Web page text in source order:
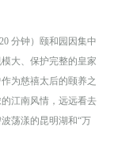
分钟）颐和园因集中
大、保护完整的皇家
为慈禧太后的颐养之
江南风情，远远看去
荡漾的昆明湖和“万